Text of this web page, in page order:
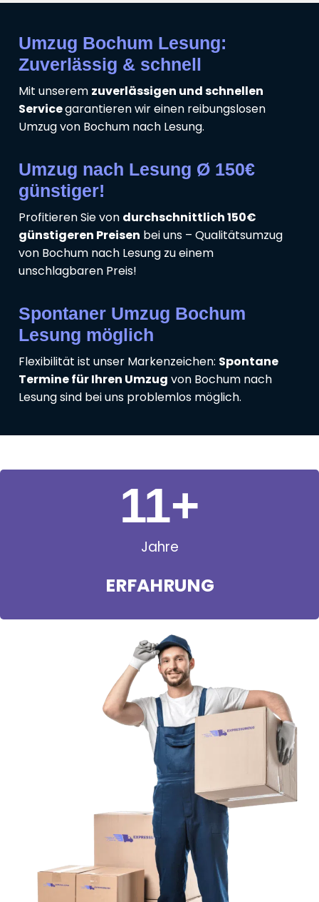
Umzug Bochum Lesung:
Zuverlässig & schnell
Mit unserem zuverlässigen und schnellen
Servicegarantieren wir einen reibungslosen
Umzug von Bochum nach Lesung.
Umzug nach Lesung Ø 150€
günstiger!
Profitieren Sie von durchschnittlich 150€
günstigeren Preisen bei uns – Qualitätsumzug
von Bochum nach Lesung zu einem
unschlagbaren Preis!
Spontaner Umzug Bochum
Lesung möglich
Flexibilität ist unser Markenzeichen: Spontane
Termine für Ihren Umzug von Bochum nach
Lesung sind bei uns problemlos möglich.
Jahre
ERFAHRUNG
11+